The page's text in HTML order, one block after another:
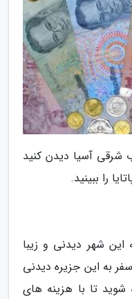
شرقی آسیا دیدن کنید
را ببینید.
شهر دیدنی و زیبا
به این جزیره دیدنی
تا با هزینه های